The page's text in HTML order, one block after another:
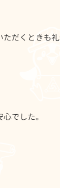
だくときも
でした。